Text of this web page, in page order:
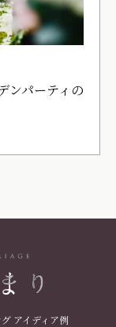
ンパーティの
アイディア例